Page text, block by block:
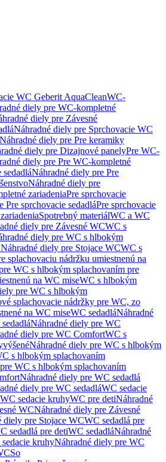
WC Geberit AquaCleanWC-
diely pre WC-kompletné
diely pre Závesné
Náhradné diely pre Sprchovacie WC
Náhradné diely pre Pre keramiky
diely pre Dizajnové panelyPre WC-
diely pre Pre WC-kompletné
sedadláNáhradné diely pre Pre
Náhradné diely pre
zariadeniaPre sprchovacie
Pre sprchovacie sedadláPre sprchovacie
Spotrebný materiálWC a WC
diely pre Závesné WCWC s
diely pre WC s hlbokým
Náhradné diely pre Stojace WCWC s
splachovaciu nádržku umiestnenú na
WC s hlbokým splachovaním pre
na WC miseWC s hlbokým
pre WC s hlbokým
splachovacie nádržky pre WC, zo
na WC miseWC sedadláNáhradné
Náhradné diely pre WC
diely pre WC ComfortWC s
Náhradné diely pre WC s hlbokým
s hlbokým splachovaním
WC s hlbokým splachovaním
Náhradné diely pre WC sedadlá
diely pre WC sedadláWC sedacie
sedacie kruhyWC pre detiNáhradné
WCNáhradné diely pre Závesné
diely pre Stojace WCWC sedadlá pre
sedadlá pre detiWC sedadláNáhradné
kruhyNáhradné diely pre WC
So